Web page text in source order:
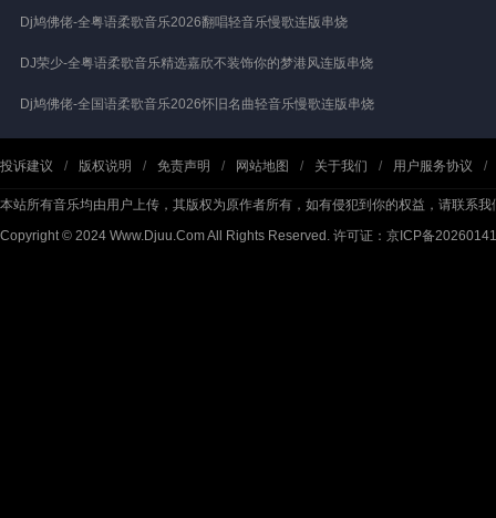
Dj鸠佛佬-全粤语柔歌音乐2026翻唱轻音乐慢歌连版串烧
DJ荣少-全粤语柔歌音乐精选嘉欣不装饰你的梦港风连版串烧
Dj鸠佛佬-全国语柔歌音乐2026怀旧名曲轻音乐慢歌连版串烧
投诉建议 / 版权说明 / 免责声明 / 网站地图 / 关于我们 / 用户服务协议 /
本站所有音乐均由用户上传，其版权为原作者所有，如有侵犯到你的权益，请联系我
Copyright © 2024 Www.Djuu.Com All Rights Reserved. 许可证：京ICP备